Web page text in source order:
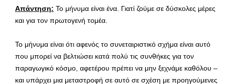
Απάντηση: Το μήνυμα είναι ένα. Γιατί ζούμε σε δύσκολες μέρες
και για τον πρωτογενή τομέα.
Το μήνυμα είναι ότι αφενός το συνεταιριστικό σχήμα είναι αυτό
που μπορεί να βελτιώσει κατά πολύ τις συνθήκες για τον
παραγωγικό κόσμο, αφετέρου πρέπει να μην ξεχνάμε καθόλου –
και υπάρχει μια μεταστροφή σε αυτό σε σχέση με προηγούμενες